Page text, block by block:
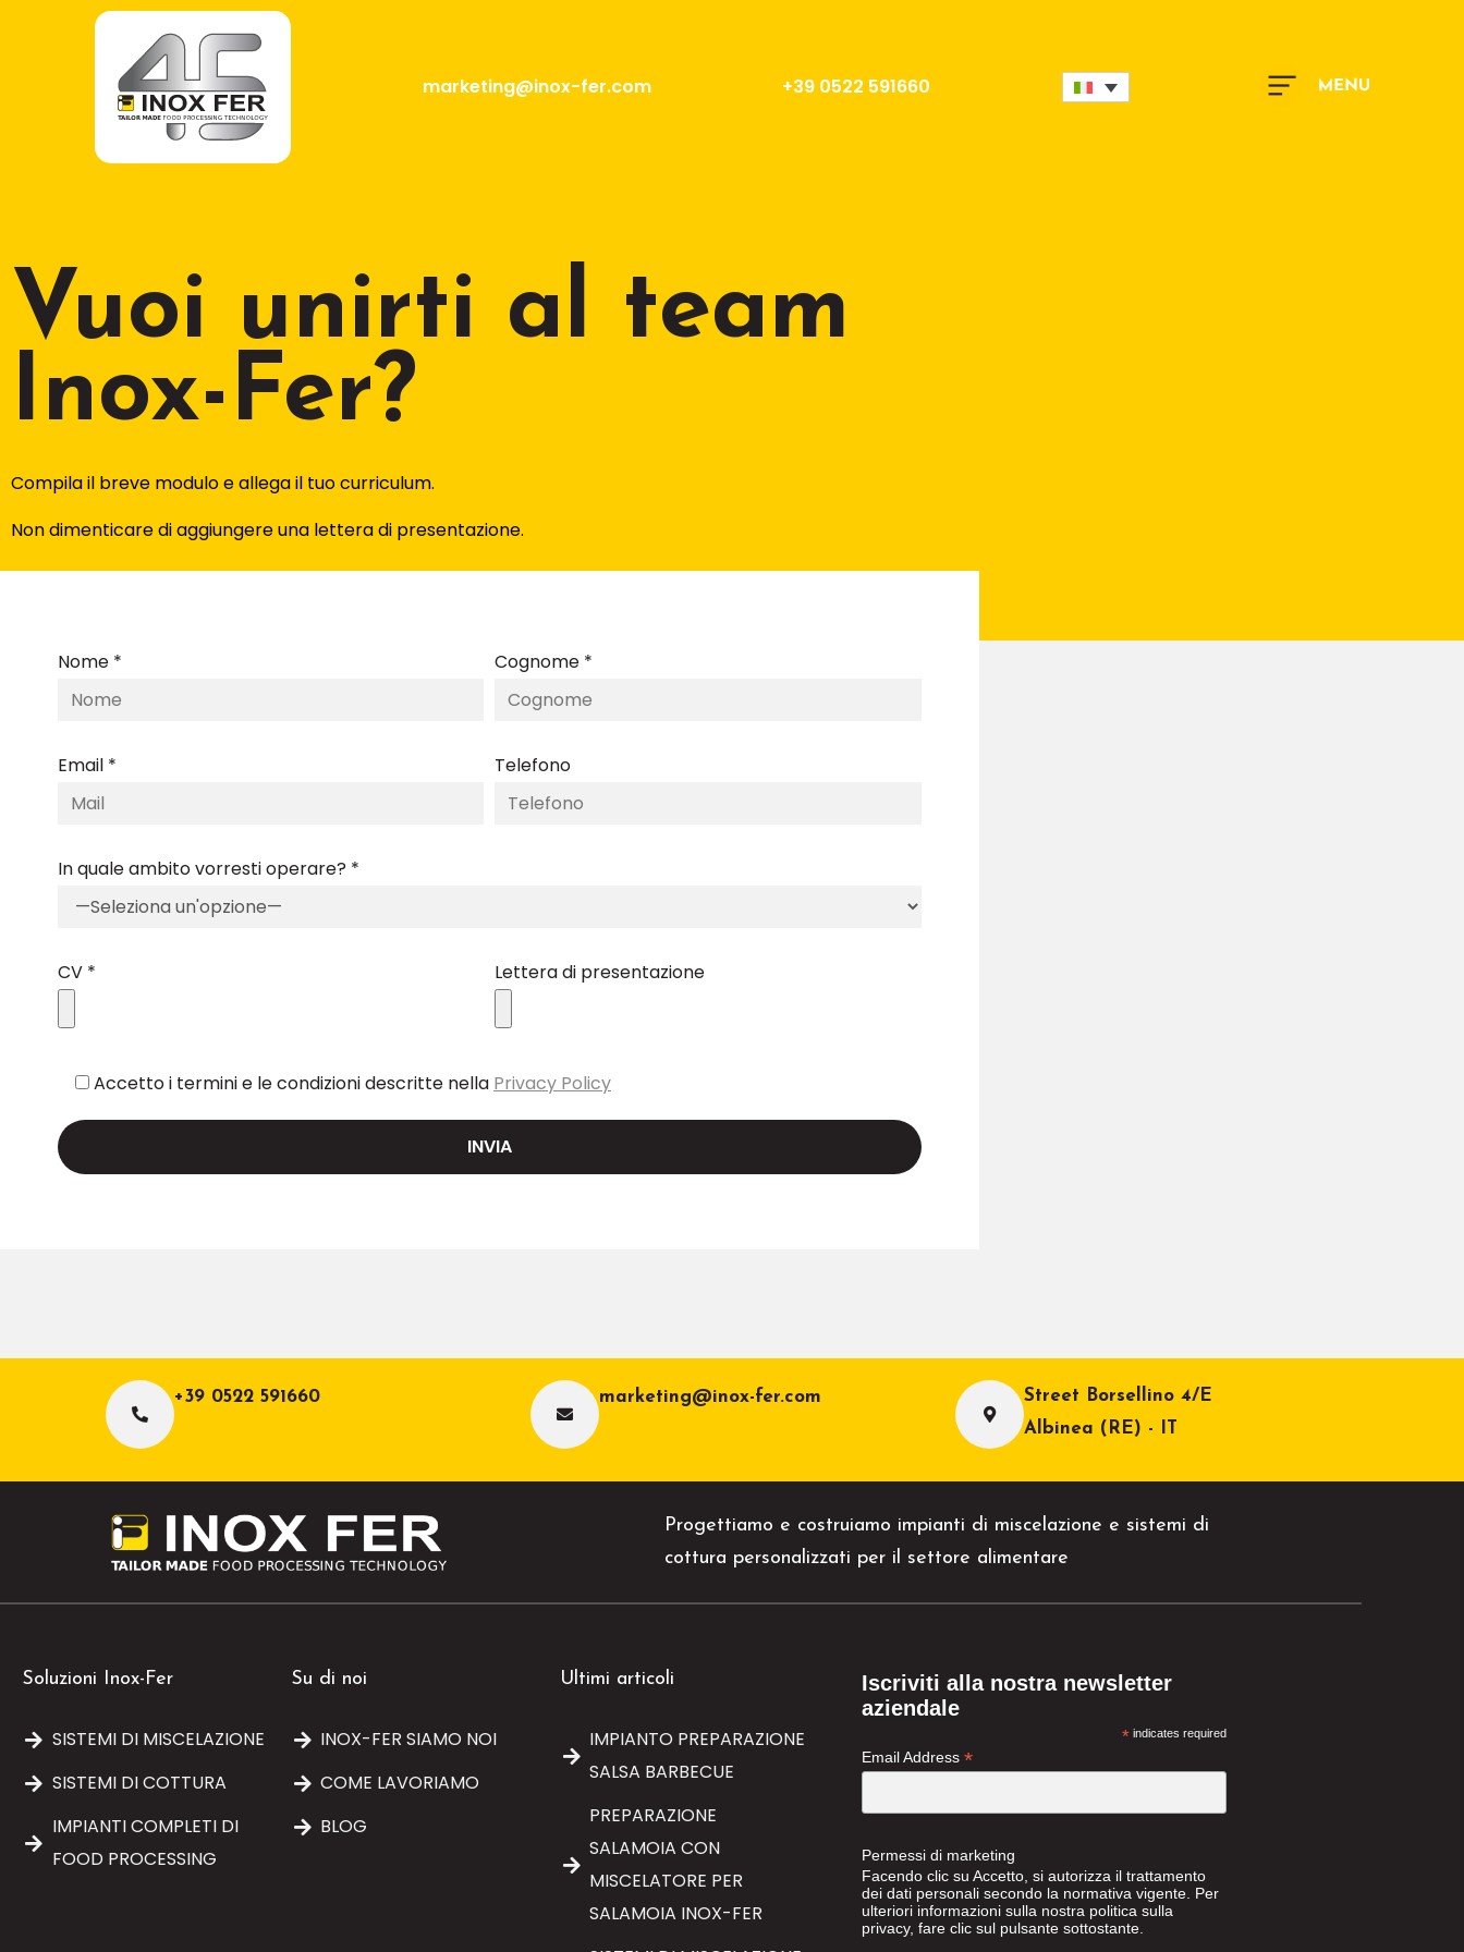
marketing@inox-fer.com +39 0522 591660
Vuoi unirti al team
Inox-Fer?
Compila il breve modulo e allega il tuo curriculum.
Non dimenticare di aggiungere una lettera di presentazione.
Nome * Cognome *
Email * Telefono
In quale ambito vorresti operare? *
CV * Lettera di presentazione
Accetto i termini e le condizioni descritte nella Privacy Policy
+39 0522 591660 marketing@inox-fer.com
Street Borsellino 4/E
Albinea (RE) - IT
Progettiamo e costruiamo impianti di miscelazione e sistemi di
cottura personalizzati per il settore alimentare
Soluzioni Inox-Fer
SISTEMI DI MISCELAZIONE
SISTEMI DI COTTURA
IMPIANTI COMPLETI DI
FOOD PROCESSING
Su di noi
INOX-FER SIAMO NOI
COME LAVORIAMO
BLOG
Ultimi articoli
IMPIANTO PREPARAZIONE
SALSA BARBECUE
PREPARAZIONE
SALAMOIA CON
MISCELATORE PER
SALAMOIA INOX-FER
Iscriviti alla nostra newsletter
aziendale
* indicates required
Email Address *
Permessi di marketing
Facendo clic su Accetto, si autorizza il trattamento
dei dati personali secondo la normativa vigente. Per
ulteriori informazioni sulla nostra politica sulla
privacy, fare clic sul pulsante sottostante.